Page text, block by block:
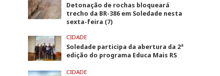
Detonação de rochas bloqueará
trecho da BR-386 em Soledade nesta
sexta-feira (7)
CIDADE
Soledade participa da abertura da 2ª
edição do programa Educa Mais RS
CIDADE